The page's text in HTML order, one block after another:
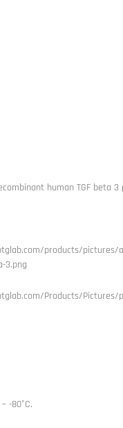
human TGF beta 3
products/pictures/
3.png
Products/Pictures/
-80°C.